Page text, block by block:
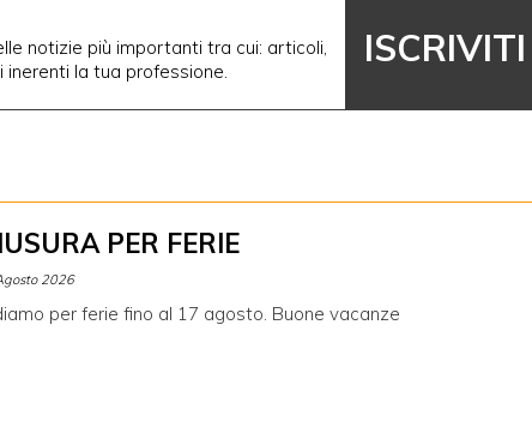
notizie più importanti tra cui: articoli,
inerenti la tua professione.
ISCRIVITI
PER FERIE
2026
per ferie fino al 17 agosto. Buone vacanze